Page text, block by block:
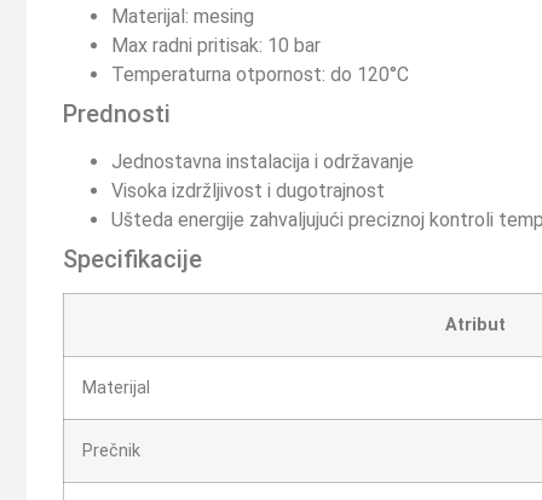
Materijal: mesing
Max radni pritisak: 10 bar
Temperaturna otpornost: do 120°C
Prednosti
Jednostavna instalacija i održavanje
Visoka izdržljivost i dugotrajnost
Ušteda energije zahvaljujući preciznoj kontroli
Specifikacije
Atribut
Materijal
Prečnik